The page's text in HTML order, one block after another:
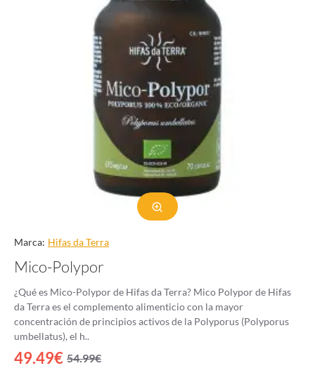
Marca: Hifas da Terra
Mico-Polypor
¿Qué es Mico-Polypor de Hifas da Terra? Mico Polypor de Hifas
da Terra es el complemento alimenticio con la mayor
concentración de principios activos de la Polyporus (Polyporus
umbellatus), el h..
49.49€ 54.99€